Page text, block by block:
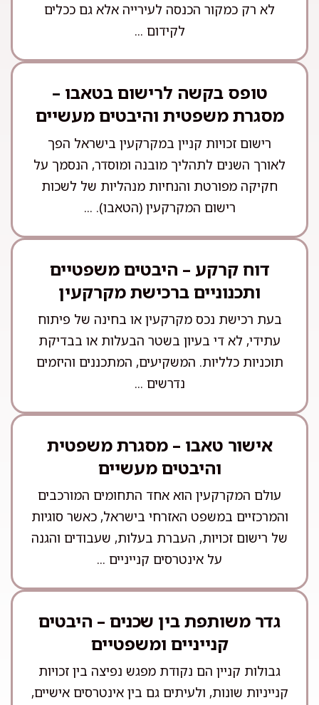
לא רק כמקור הכנסה לעירייה אלא גם ככלים
לקידום ...
טופס בקשה לרישום בטאבו –
מסגרת משפטית והיבטים מעשיים
רישום זכויות קניין במקרקעין בישראל הפך
לאורך השנים לתהליך מובנה ומוסדר, הנסמך על
חקיקה מפורטת והנחיות מנהליות של לשכות
רישום המקרקעין (הטאבו). ...
דוח קרקע – היבטים משפטיים
ותכנוניים ברכישת מקרקעין
בעת רכישת נכס מקרקעין או בחינה של פיתוח
עתידי, לא די בעיון בשטר הבעלות או בבדיקת
תוכניות כלליות. המשקיעים, המתכננים והיזמים
נדרשים ...
אישור טאבו – מסגרת משפטית
והיבטים מעשיים
עולם המקרקעין הוא אחד התחומים המורכבים
והמרכזיים במשפט האזרחי בישראל, כאשר סוגיות
של רישום זכויות, העברת בעלות, שעבודים והגנה
על אינטרסים קנייניים ...
גדר משותפת בין שכנים – היבטים
קנייניים ומשפטיים
גבולות קניין הם נקודת מפגש נפיצה בין זכויות
קנייניות שונות, ולעיתים גם בין אינטרסים אישיים,